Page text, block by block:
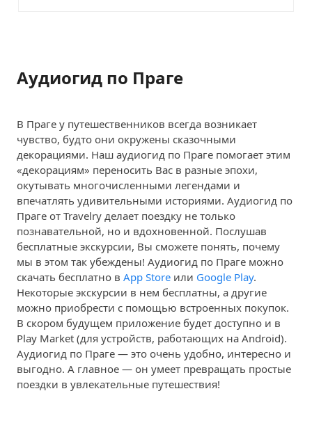
Аудиогид по Праге
В Праге у путешественников всегда возникает
чувство, будто они окружены сказочными
декорациями. Наш аудиогид по Праге помогает этим
«декорациям» переносить Вас в разные эпохи,
окутывать многочисленными легендами и
впечатлять удивительными историями. Аудиогид по
Праге от Travelry делает поездку не только
познавательной, но и вдохновенной. Послушав
бесплатные экскурсии, Вы сможете понять, почему
мы в этом так убеждены! Аудиогид по Праге можно
скачать бесплатно в App Storeили Google Play.
Некоторые экскурсии в нем бесплатны, а другие
можно приобрести с помощью встроенных покупок.
В скором будущем приложение будет доступно и в
Play Market (для устройств, работающих на Android).
Аудиогид по Праге — это очень удобно, интересно и
выгодно. А главное — он умеет превращать простые
поездки в увлекательные путешествия!